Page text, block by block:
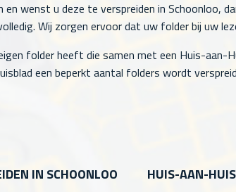
wenst u deze te verspreiden in Schoonloo,
Wij zorgen ervoor dat uw folder bij uw
folder heeft die samen met een Huis-aan-
een beperkt aantal folders wordt
IN SCHOONLOO HUIS-AAN-